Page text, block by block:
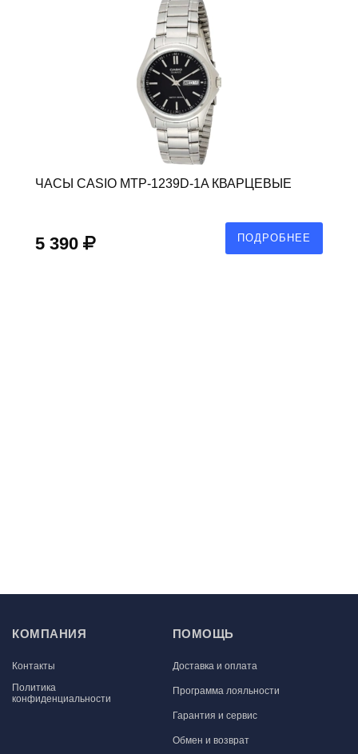
ЧАСЫ CASIO MTP-1239D-1A КВАРЦЕВЫЕ
5 390 ПОДРОБНЕЕ
КОМПАНИЯ
Контакты
Политика
конфиденциальности
ПОМОЩЬ
Доставка и оплата
Программа лояльности
Гарантия и сервис
Обмен и возврат